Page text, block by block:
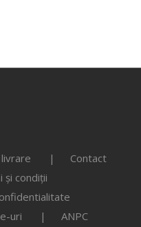
Contact
și condiții
uri
ANPC